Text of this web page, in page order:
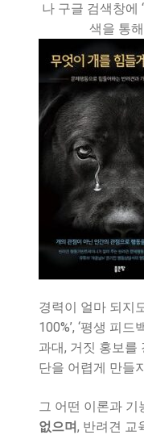
나 구글 검색창에
색을 통
경력이 얼마 되지
100%’, ‘평생 피
과대, 거짓 홍보를
단을 어렵게 만들
그 어떤 이론과 기
없으며, 반려견 교